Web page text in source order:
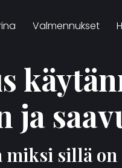
Valmennukset
ja
miksi sillä